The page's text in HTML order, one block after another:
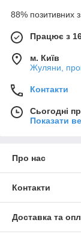
88% позитивних з
Працює з
м. Київ
Жуляни,
Контакти
Сьогодні
Показати
Про нас
Контакти
Доставка та